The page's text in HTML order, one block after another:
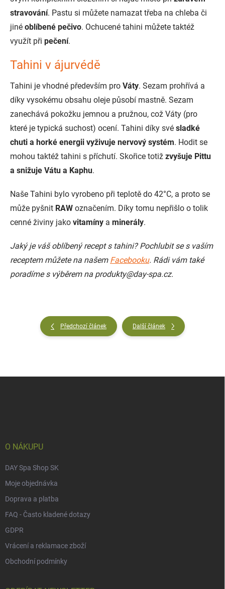
stravování. Pastu si můžete namazat třeba na chleba či
jiné oblíbené pečivo. Ochucené tahini můžete taktéž
využít při pečení.
Tahini v ájurvédě
Tahini je vhodné především pro Váty. Sezam prohřívá a
díky vysokému obsahu oleje působí mastně. Sezam
zanechává pokožku jemnou a pružnou, což Váty (pro
které je typická suchost) ocení. Tahini díky své sladké
chuti a horké energii vyživuje nervový systém. Hodit se
mohou taktéž tahini s příchutí. Skořice totiž zvyšuje Pittu
a snižuje Vátu a Kaphu.
Naše Tahini bylo vyrobeno při teplotě do 42°C, a proto se
může pyšnit RAW označením. Díky tomu nepřišlo o tolik
cenné živiny jako vitamíny a minerály.
Jaký je váš oblíbený recept s tahini? Pochlubit se s vaším
receptem můžete na našem Facebooku. Rádi vám také
poradíme s výběrem na produkty@day-spa.cz.
Předchozí článek Další článek
O NÁKUPU
DAY Spa Shop SK
Moje objednávka
Doprava a platba
FAQ - Často kladené dotazy
GDPR
Vrácení a reklamace zboží
Obchodní podmínky